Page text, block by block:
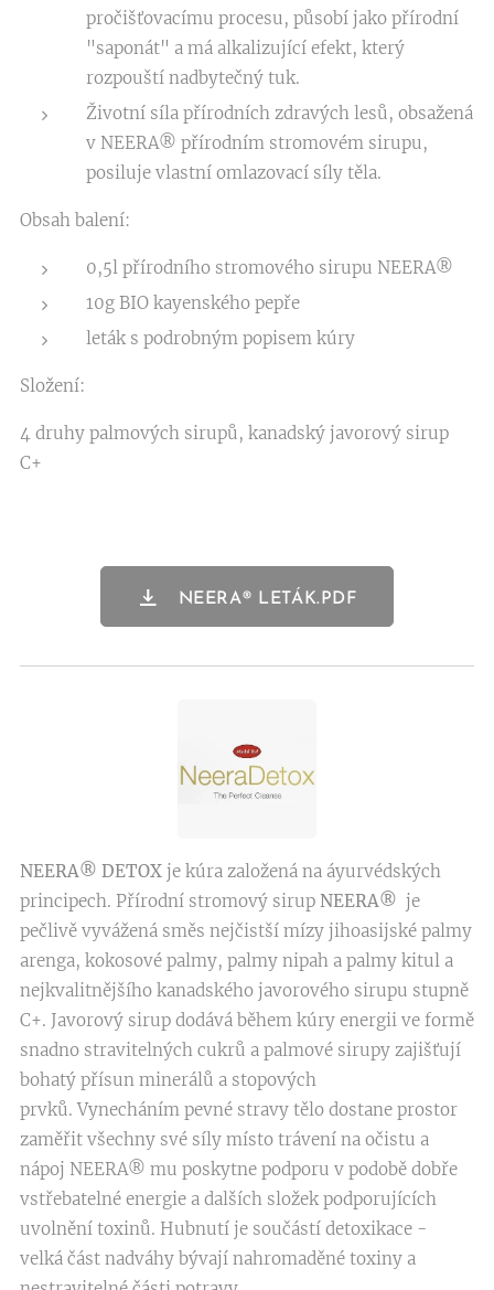
pročišťovacímu procesu, působí jako přírodní
"saponát" a má alkalizující efekt, který
rozpouští nadbytečný tuk.
Životní síla přírodních zdravých lesů, obsažená
v NEERA® přírodním stromovém sirupu,
posiluje vlastní omlazovací síly těla.
Obsah balení:
0,5l přírodního stromového sirupu NEERA®
10g BIO kayenského pepře
leták s podrobným popisem kúry
Složení:
4 druhy palmových sirupů, kanadský javorový sirup
C+
NEERA® LETÁK.PDF
NEERA® DETOX je kúra založená na áyurvédských
principech. Přírodní stromový sirup NEERA® je
pečlivě vyvážená směs nejčistší mízy jihoasijské palmy
arenga, kokosové palmy, palmy nipah a palmy kitul a
nejkvalitnějšího kanadského javorového sirupu stupně
C+. Javorový sirup dodává během kúry energii ve formě
snadno stravitelných cukrů a palmové sirupy zajišťují
bohatý přísun minerálů a stopových
prvků. Vynecháním pevné stravy tělo dostane prostor
zaměřit všechny své síly místo trávení na očistu a
nápoj NEERA® mu poskytne podporu v podobě dobře
vstřebatelné energie a dalších složek podporujících
uvolnění toxinů. Hubnutí je součástí detoxikace -
velká část nadváhy bývají nahromaděné toxiny a